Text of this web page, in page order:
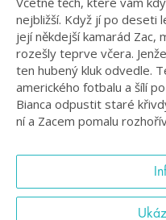
nejbližší. Když jí po deseti
její někdejší kamarád Zac,
rozešly teprve včera.
ten hubený kluk odvedle.
amerického fotbalu a šílí
Bianca odpustit staré
ní a Zacem pomalu